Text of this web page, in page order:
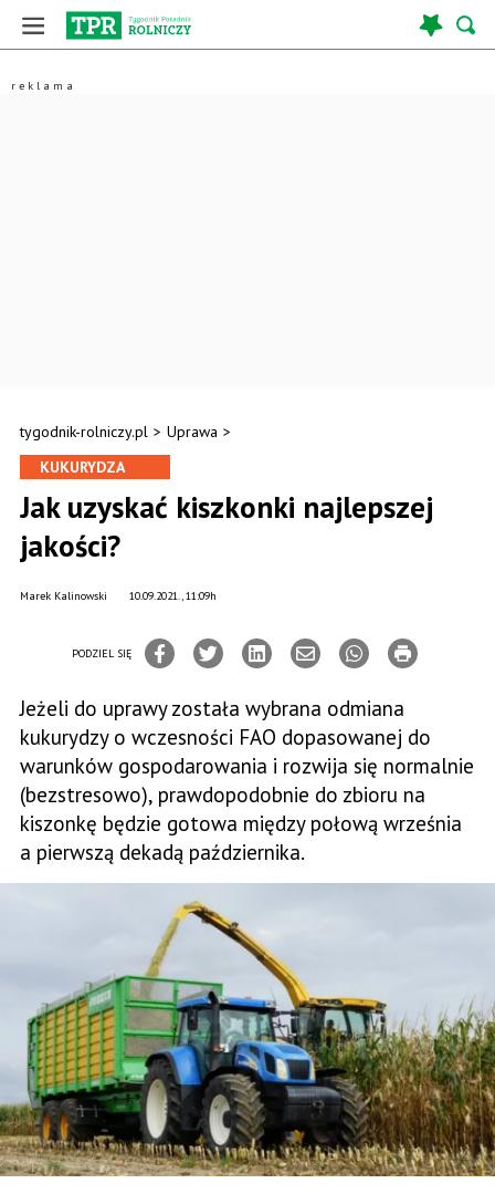
tygodnik-rolniczy.pl > Uprawa >
KUKURYDZA
Jak uzyskać kiszkonki najlepszej
jakości?
10.09.2021., 11:09h
Marek Kalinowski
PODZIEL SIĘ
Jeżeli do uprawy została wybrana odmiana
kukurydzy o wczesności FAO dopasowanej do
warunków gospodarowania i rozwija się normalnie
(bezstresowo), prawdopodobnie do zbioru na
kiszonkę będzie gotowa między połową września
a pierwszą dekadą października.